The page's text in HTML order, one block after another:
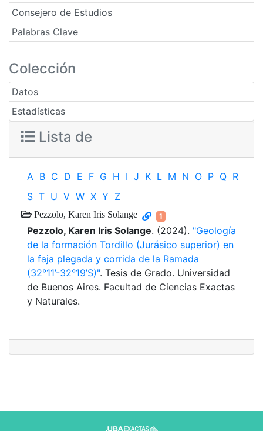
Consejero de Estudios
Palabras Clave
Colección
Datos
Estadísticas
Lista de
A B C D E F G H I J K L M N O P Q R
S T U V W X Y Z
Pezzolo, Karen Iris Solange 1
Pezzolo, Karen Iris Solange. (2024). "Geología
de la formación Tordillo (Jurásico superior) en
la faja plegada y corrida de la Ramada
(32°11’-32°19’S)". Tesis de Grado. Universidad
de Buenos Aires. Facultad de Ciencias Exactas
y Naturales.